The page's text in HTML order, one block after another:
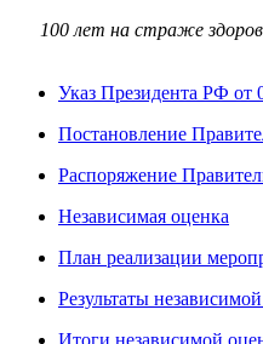
100 лет на страже
Указ Президента РФ от
Постановление
Распоряжение
Независимая оценка
План реализации
Результаты
Итоги независимой